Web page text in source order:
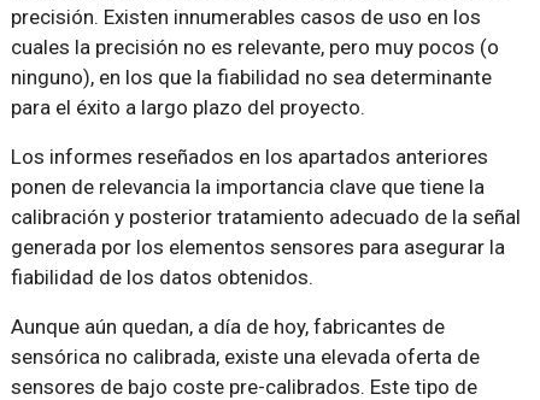
precisión. Existen innumerables casos de uso en los
cuales la precisión no es relevante, pero muy pocos (o
ninguno), en los que la fiabilidad no sea determinante
para el éxito a largo plazo del proyecto.
Los informes reseñados en los apartados anteriores
ponen de relevancia la importancia clave que tiene la
calibración y posterior tratamiento adecuado de la señal
generada por los elementos sensores para asegurar la
fiabilidad de los datos obtenidos.
Aunque aún quedan, a día de hoy, fabricantes de
sensórica no calibrada, existe una elevada oferta de
sensores de bajo coste pre-calibrados. Este tipo de